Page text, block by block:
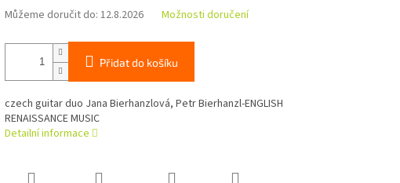
Můžeme doručit do: 12.8.2026 Možnosti doručení
Přidat do košíku
czech guitar duo Jana Bierhanzlová, Petr Bierhanzl-ENGLISH
RENAISSANCE MUSIC
Detailní informace